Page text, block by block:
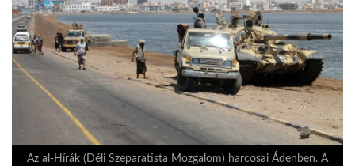
Az al-Hírák (Déli Szeparatista Mozgalom) harcosai Ádenben. A